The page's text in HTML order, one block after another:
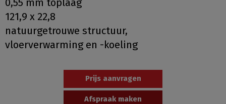
121,9 x 22,8
natuurgetrouwe structuur,
vloerverwarming en -koeling
Prijs aanvragen
Afspraak maken